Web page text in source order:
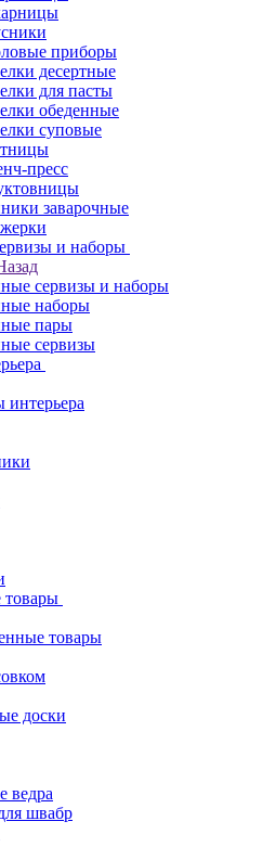
приборы
десертные
для пасты
обеденные
суповые
пресс
заварочные
и наборы
сервизы и наборы
наборы
пары
сервизы
товары
товары
доски
ведра
швабр